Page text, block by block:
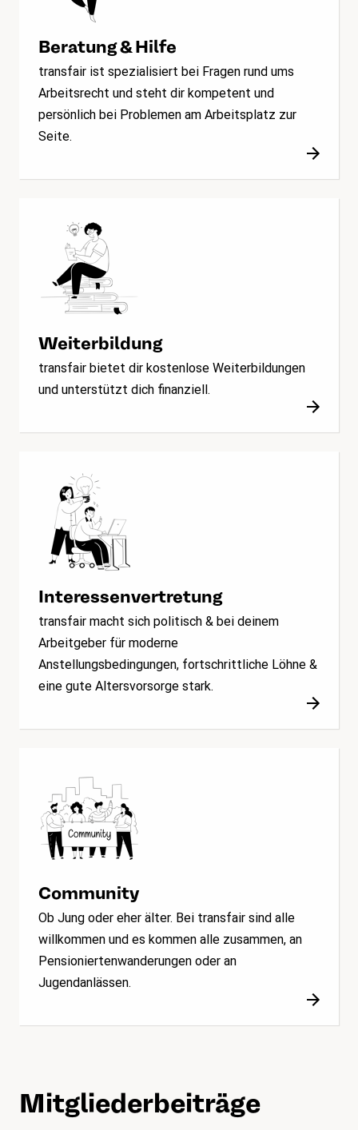
Beratung & Hilfe
transfair ist spezialisiert bei Fragen rund ums
Arbeitsrecht und steht dir kompetent und
persönlich bei Problemen am Arbeitsplatz zur
Seite.
Weiterbildung
transfair bietet dir kostenlose Weiterbildungen
und unterstützt dich finanziell.
Interessenvertretung
transfair macht sich politisch & bei deinem
Arbeitgeber für moderne
Anstellungsbedingungen, fortschrittliche Löhne &
eine gute Altersvorsorge stark.
Community
Ob Jung oder eher älter. Bei transfair sind alle
willkommen und es kommen alle zusammen, an
Pensioniertenwanderungen oder an
Jugendanlässen.
Mitgliederbeiträge